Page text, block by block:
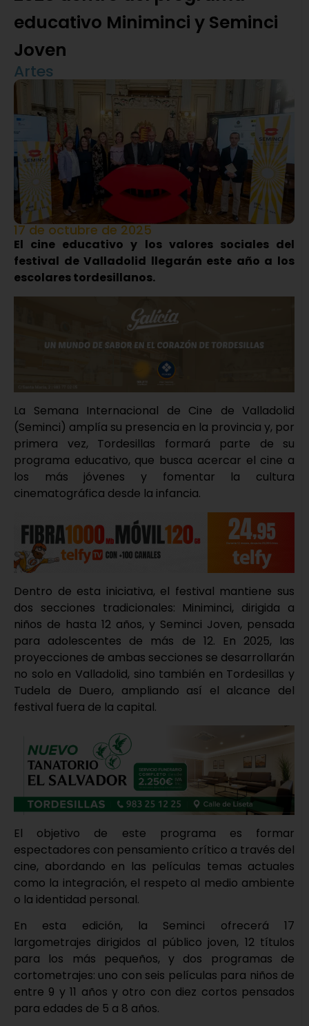
educativo Miniminci y Seminci
Joven
Artes
17 de octubre de 2025
El cine educativo y los valores sociales del
festival de Valladolid llegarán este año a los
escolares tordesillanos.
La Semana Internacional de Cine de Valladolid
(Seminci) amplía su presencia en la provincia y, por
primera vez, Tordesillas formará parte de su
programa educativo, que busca acercar el cine a
los más jóvenes y fomentar la cultura
cinematográfica desde la infancia.
Dentro de esta iniciativa, el festival mantiene sus
dos secciones tradicionales: Miniminci, dirigida a
niños de hasta 12 años, y Seminci Joven, pensada
para adolescentes de más de 12. En 2025, las
proyecciones de ambas secciones se desarrollarán
no solo en Valladolid, sino también en Tordesillas y
Tudela de Duero, ampliando así el alcance del
festival fuera de la capital.
El objetivo de este programa es formar
espectadores con pensamiento crítico a través del
cine, abordando en las películas temas actuales
como la integración, el respeto al medio ambiente
o la identidad personal.
En esta edición, la Seminci ofrecerá 17
largometrajes dirigidos al público joven, 12 títulos
para los más pequeños, y dos programas de
cortometrajes: uno con seis películas para niños de
entre 9 y 11 años y otro con diez cortos pensados
para edades de 5 a 8 años.